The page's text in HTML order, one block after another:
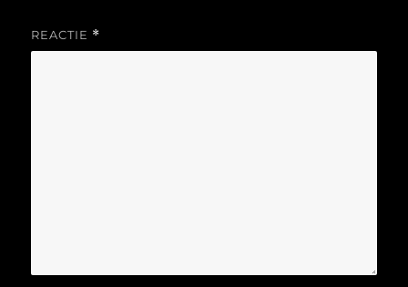
REACTIE *